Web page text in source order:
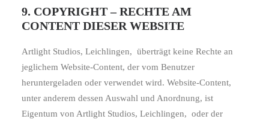
9. COPYRIGHT – RECHTE AM
CONTENT DIESER WEBSITE
Artlight Studios, Leichlingen, überträgt keine Rechte an
jeglichem Website-Content, der vom Benutzer
heruntergeladen oder verwendet wird. Website-Content,
unter anderem dessen Auswahl und Anordnung, ist
Eigentum von Artlight Studios, Leichlingen, oder der